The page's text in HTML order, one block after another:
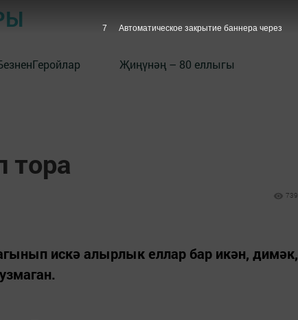
Җиңүнәң – 80 еллыгы
тора
739
искә алырлык еллар бар икән, димәк,
6 Автоматическое закрытие баннера через